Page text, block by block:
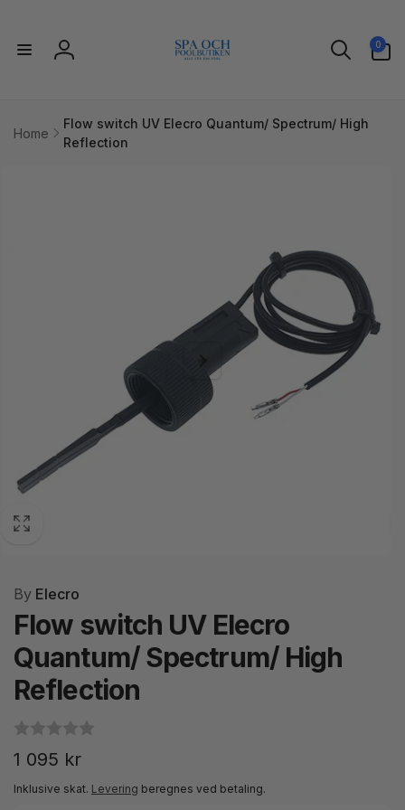
Log
0
varer
Home
Flow switch UV Elecro Quantum/ Spectrum/ High
Reflection
By Elecro
Flow switch UV Elecro
Quantum/ Spectrum/ High
Reflection
Normalpris
1 095 kr
Inklusive skat. Levering beregnes ved betaling.